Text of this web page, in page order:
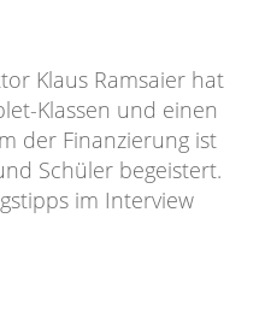
Klaus Ramsaier hat
Klassen und einen
der Finanzierung ist
Schüler begeistert.
im Interview